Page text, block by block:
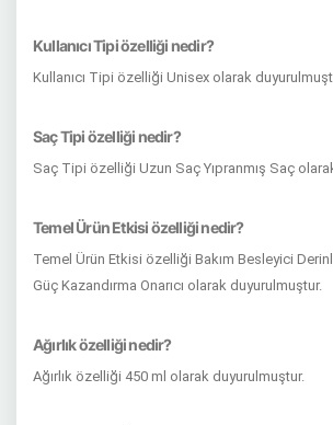
Kullanıcı Tipi özelliği nedir?
Kullanıcı Tipi özelliği Unisex olarak
Saç Tipi özelliği nedir?
Saç Tipi özelliği Uzun Saç Yıpranmış Saç
Temel Ürün Etkisi özelliği nedir?
Temel Ürün Etkisi özelliği Bakım Besleyici
Güç Kazandırma Onarıcı olarak duyurulmuştur.
Ağırlık özelliği nedir?
Ağırlık özelliği 450 ml olarak duyurulmuştur.